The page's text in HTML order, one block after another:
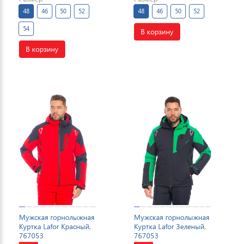
48 46 50 52
54
В корзину
48 46 50 52
В корзину
Мужская горнолыжная
Куртка Lafor Красный,
767053
Мужская горнолыжная
Куртка Lafor Зеленый,
767053